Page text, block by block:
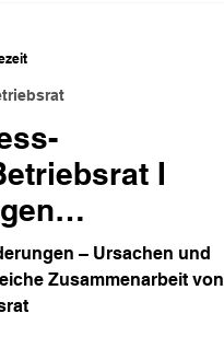
I
– Ursachen und
Zusammenarbeit von